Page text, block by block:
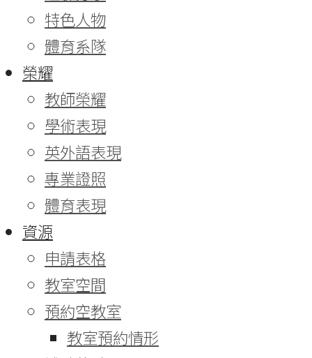
特色人物
體育系隊
榮耀
教師榮耀
學術表現
英外語表現
專業證照
體育表現
資源
申請表格
教室空間
預約空教室
教室預約情形